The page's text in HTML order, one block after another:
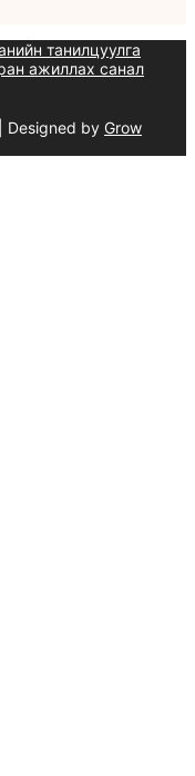
танилцуулга
ажиллах санал
| Designed by Grow